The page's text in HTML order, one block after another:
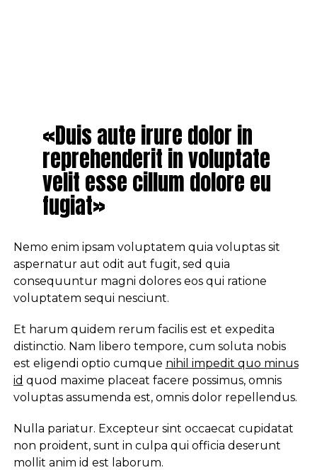
«Duis aute irure dolor in
reprehenderit in voluptate
velit esse cillum dolore eu
fugiat»
Nemo enim ipsam voluptatem quia voluptas sit
aspernatur aut odit aut fugit, sed quia
consequuntur magni dolores eos qui ratione
voluptatem sequi nesciunt.
Et harum quidem rerum facilis est et expedita
distinctio. Nam libero tempore, cum soluta nobis
est eligendi optio cumque nihil impedit quo minus
id quod maxime placeat facere possimus, omnis
voluptas assumenda est, omnis dolor repellendus.
Nulla pariatur. Excepteur sint occaecat cupidatat
non proident, sunt in culpa qui officia deserunt
mollit anim id est laborum.